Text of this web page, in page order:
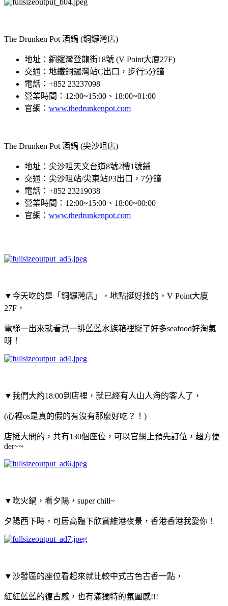
The Drunken Pot 酒鍋 (銅鑼灣店)
地址：銅鑼灣登龍街18號 (V Point大廈27F)
交通：地鐵銅鑼灣站C出口，步行5分鐘
電話：+852 23237098
營業時間：12:00~15:00、18:00~01:00
官網： www.thedrunkenpot.com
The Drunken Pot 酒鍋 (尖沙咀店)
地址：尖沙咀天文台道8號2樓1號鋪
交通：尖沙咀站/尖東站P3出口，7分鐘
電話：+852 23219038
營業時間：12:00~15:00、18:00~00:00
官網： www.thedrunkenpot.com
▼今天吃的是「銅鑼灣店」，地點挺好找的，V Point大廈
27F，
電梯一出來就看見一排藍藍水族箱裡擺了好多seafood好淘氣
呀！
▼我們大約18:00到店裡，就已經有人山人海的客人了，
(心裡os是真的假的有沒有那麼好吃？！)
店挺大間的，共有130個座位，可以官網上預先訂位，超方便
der~~
▼吃火鍋，看夕陽，super chill~
夕陽西下時，可居高臨下欣賞維港夜景，香港香港我愛你！
▼沙發區的座位看起來就比較中式古色古香一點，
紅紅藍藍的復古感，也有滿獨特的氛圍感!!!